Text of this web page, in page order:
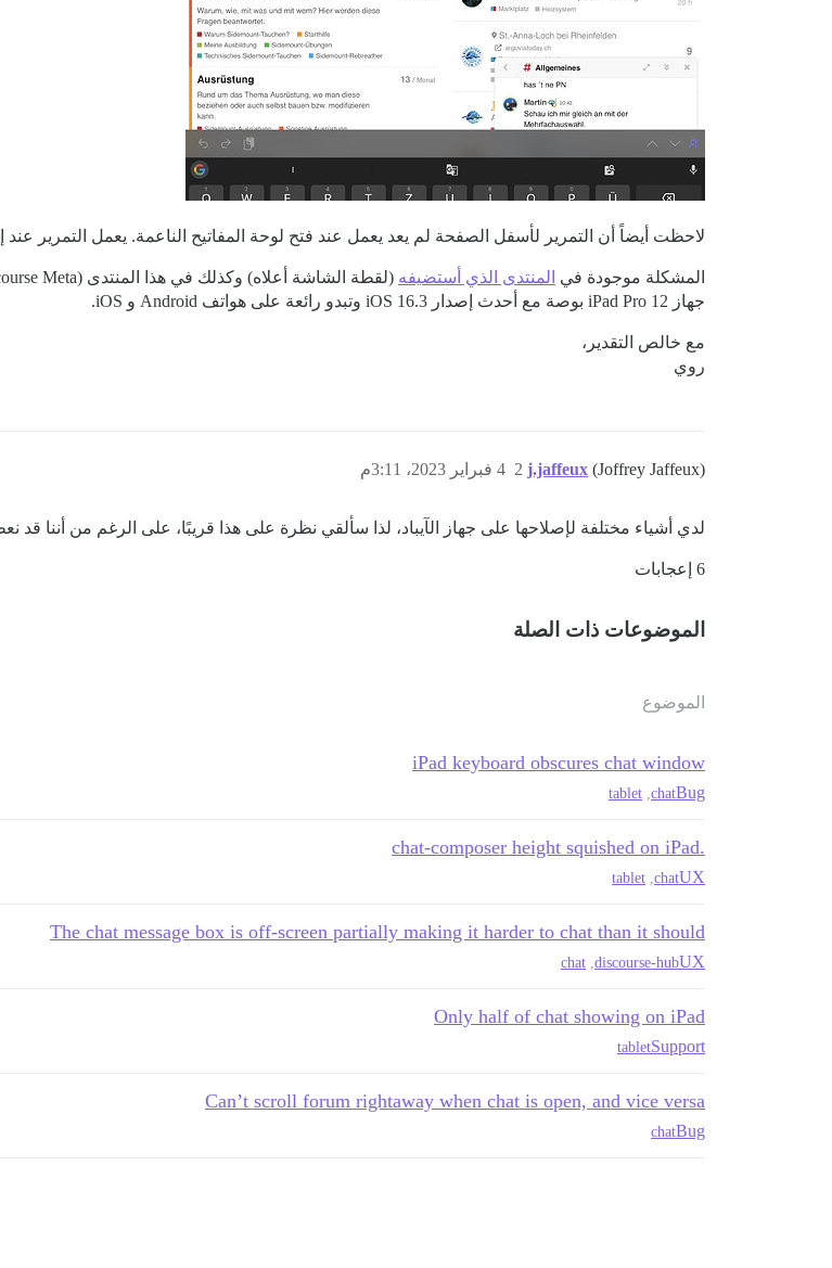
لاحظت أيضاً أن التمرير لأسفل الصفحة لم يعد يعمل عند فتح لوحة المفاتيح الناعمة. يعمل التمرير
المشكلة موجودة في المنتدى الذي أستضيفه
جهاز iPad Pro 12 بوصة مع أحدث إصدار iOS 16.3 وتبدو رائعة على هواتف Android و iOS.
مع خالص التقدير،
روي
j.jaffeux (Joffrey Jaffeux) 4 فبراير 2023، 3:11م 2
لدي أشياء مختلفة لإصلاحها على جهاز الآيباد، لذا سألقي نظرة على هذا قريبًا، على الرغم من أننا
6 إعجابات
الموضوعات ذات الصلة
الموضوع
iPad keyboard obscures chat window
Bug
chat
tablet
.chat-composer height squished on iPad
UX
chat
tablet
The chat message box is off-screen partially making it harder to chat than it should
UX
discourse-hub
chat
Only half of chat showing on iPad
Support
tablet
Can’t scroll forum rightaway when chat is open, and vice versa
Bug
chat